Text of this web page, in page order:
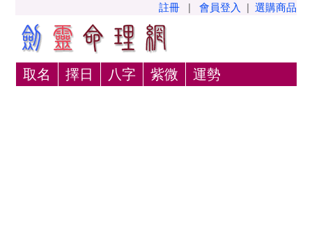
註冊 | 會員登入 | 選購商品
取名 擇日 八字 紫微 運勢